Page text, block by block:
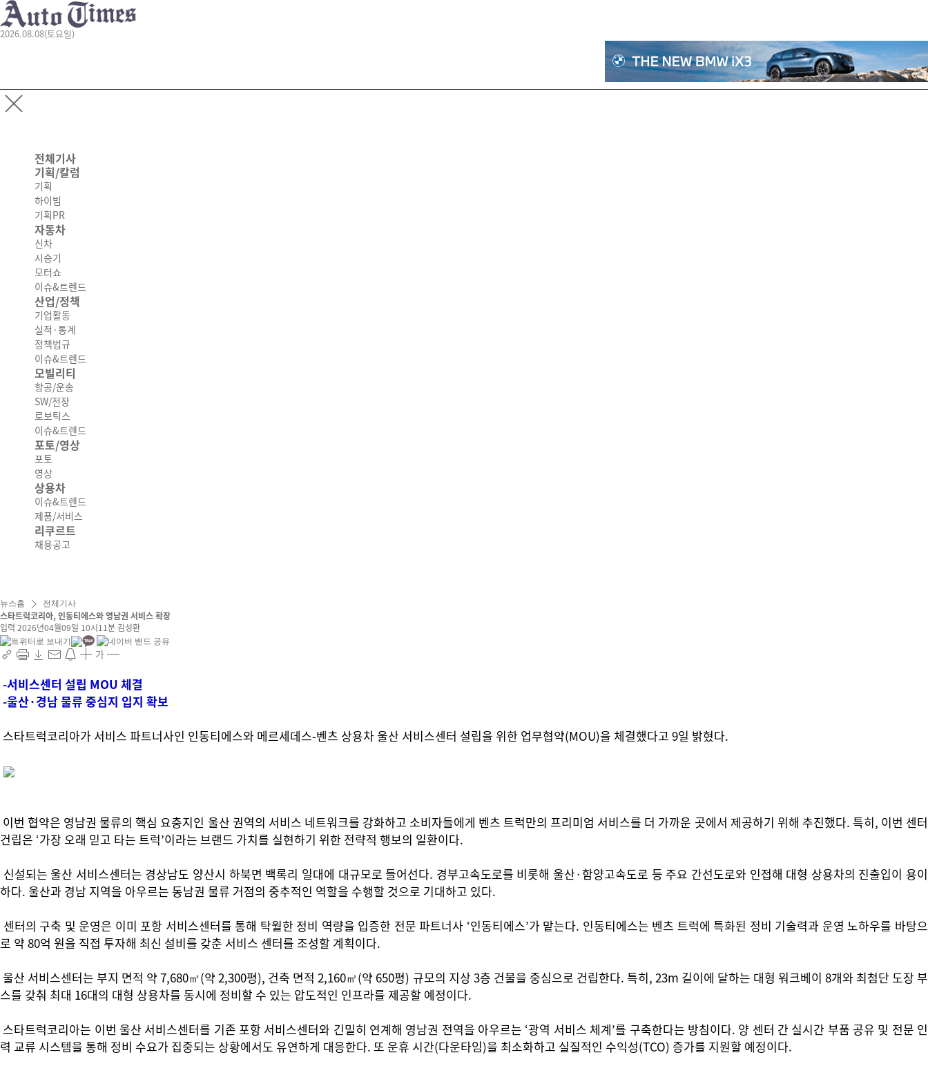
2026.08.08(토요일)
전체기사
기획/칼럼
기획
하이빔
기획PR
자동차
신차
시승기
모터쇼
이슈&트렌드
산업/정책
기업활동
실적·통계
정책법규
이슈&트렌드
모빌리티
항공/운송
SW/전장
로보틱스
이슈&트렌드
포토/영상
포토
영상
상용차
이슈&트렌드
제품/서비스
리쿠르트
채용공고
뉴스홈 전체기사
스타트럭코리아, 인동티에스와 영남권 서비스 확장
입력 2026년04월09일 10시11분 김성환
가
-서비스센터 설립 MOU 체결
-울산·경남 물류 중심지 입지 확보
스타트럭코리아가 서비스 파트너사인 인동티에스와 메르세데스-벤츠 상용차 울산 서비스센터 설립을 위한 업무협약(MOU)을 체결했다고 9일 밝혔다.
이번 협약은 영남권 물류의 핵심 요충지인 울산 권역의 서비스 네트워크를 강화하고 소비자들에게 벤츠 트럭만의 프리미엄 서비스를 더 가까운 곳에서 제공하기 위해 추진했다. 특히, 이번 센터
건립은 ‘가장 오래 믿고 타는 트럭’이라는 브랜드 가치를 실현하기 위한 전략적 행보의 일환이다.
신설되는 울산 서비스센터는 경상남도 양산시 하북면 백록리 일대에 대규모로 들어선다. 경부고속도로를 비롯해 울산·함양고속도로 등 주요 간선도로와 인접해 대형 상용차의 진출입이 용이
하다. 울산과 경남 지역을 아우르는 동남권 물류 거점의 중추적인 역할을 수행할 것으로 기대하고 있다.
센터의 구축 및 운영은 이미 포항 서비스센터를 통해 탁월한 정비 역량을 입증한 전문 파트너사 ‘인동티에스’가 맡는다. 인동티에스는 벤츠 트럭에 특화된 정비 기술력과 운영 노하우를 바탕으
로 약 80억 원을 직접 투자해 최신 설비를 갖춘 서비스 센터를 조성할 계획이다.
울산 서비스센터는 부지 면적 약 7,680㎡(약 2,300평), 건축 면적 2,160㎡(약 650평) 규모의 지상 3층 건물을 중심으로 건립한다. 특히, 23m 길이에 달하는 대형 워크베이 8개와 최첨단 도장 부
스를 갖춰 최대 16대의 대형 상용차를 동시에 정비할 수 있는 압도적인 인프라를 제공할 예정이다.
스타트럭코리아는 이번 울산 서비스센터를 기존 포항 서비스센터와 긴밀히 연계해 영남권 전역을 아우르는 ‘광역 서비스 체계’를 구축한다는 방침이다. 양 센터 간 실시간 부품 공유 및 전문 인
력 교류 시스템을 통해 정비 수요가 집중되는 상황에서도 유연하게 대응한다. 또 운휴 시간(다운타임)을 최소화하고 실질적인 수익성(TCO) 증가를 지원할 예정이다.